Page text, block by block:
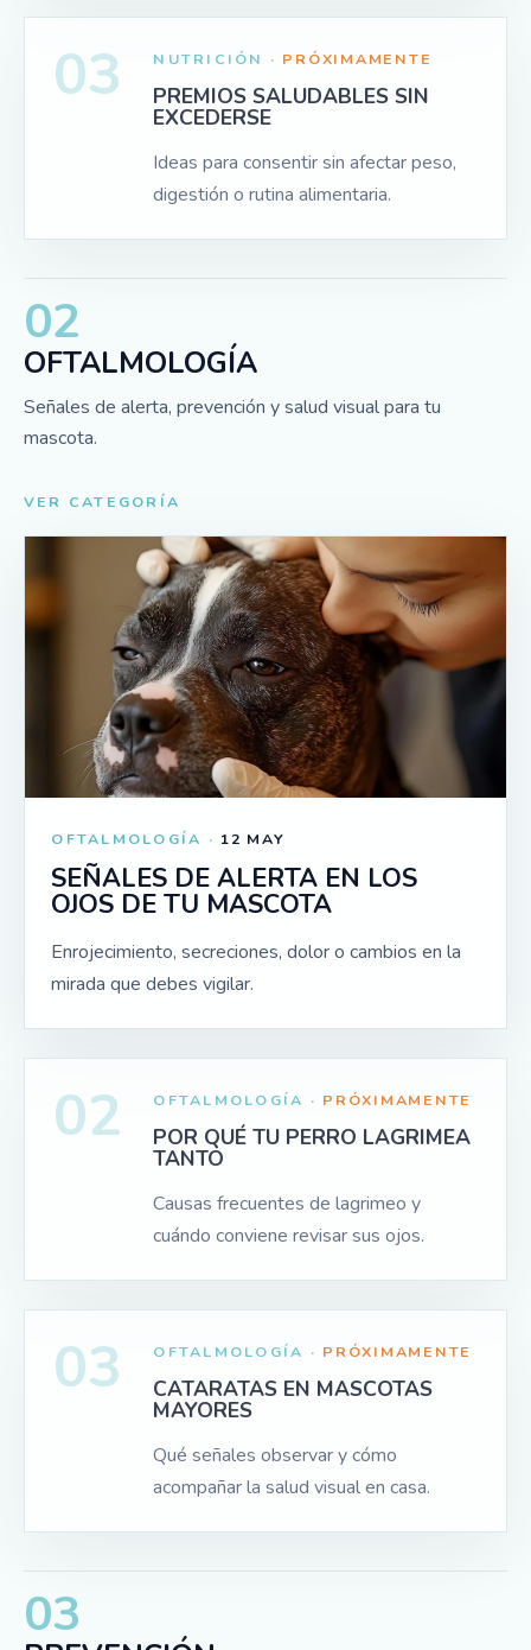
03 NUTRICIÓN · PRÓXIMAMENTE
PREMIOS SALUDABLES SIN
EXCEDERSE
Ideas para consentir sin afectar peso,
digestión o rutina alimentaria.
02
OFTALMOLOGÍA
Señales de alerta, prevención y salud visual para tu
mascota.
VER CATEGORÍA
OFTALMOLOGÍA · 12 MAY
SEÑALES DE ALERTA EN LOS
OJOS DE TU MASCOTA
Enrojecimiento, secreciones, dolor o cambios en la
mirada que debes vigilar.
02 OFTALMOLOGÍA · PRÓXIMAMENTE
POR QUÉ TU PERRO LAGRIMEA
TANTO
Causas frecuentes de lagrimeo y
cuándo conviene revisar sus ojos.
03 OFTALMOLOGÍA · PRÓXIMAMENTE
CATARATAS EN MASCOTAS
MAYORES
Qué señales observar y cómo
acompañar la salud visual en casa.
03